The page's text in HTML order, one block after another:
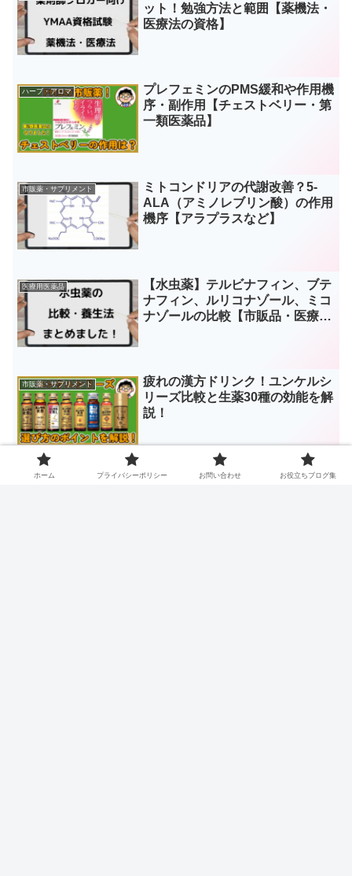
ット！勉強方法と範囲【薬機法・
医療法の資格】
ハーブ・アロマ
プレフェミンのPMS緩和や作用機
序・副作用【チェストベリー・第
一類医薬品】
市販薬・サプリメント
ミトコンドリアの代謝改善？5-
ALA（アミノレブリン酸）の作用
機序【アラプラスなど】
医療用医薬品
【水虫薬】テルビナフィン、ブテ
ナフィン、ルリコナゾール、ミコ
ナゾールの比較【市販品・医療
市販薬・サプリメント
疲れの漢方ドリンク！ユンケルシ
リーズ比較と生薬30種の効能を解
説！
ハーブ・アロマ
ハーブを含有成分とする市販薬と
ホーム プライバシーポリシー お問い合わせ お役立ちブログ集